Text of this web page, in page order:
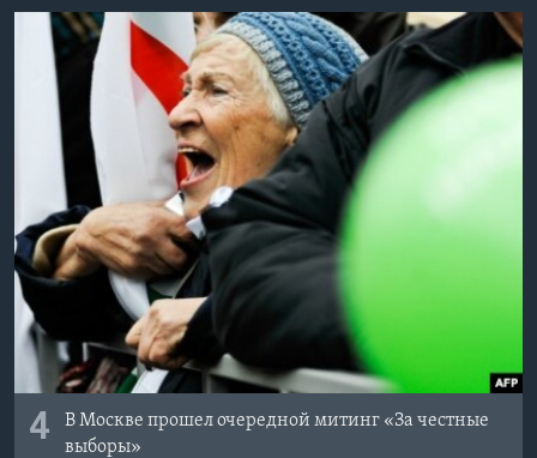
4
В Москве прошел очередной митинг «За честные
выборы»